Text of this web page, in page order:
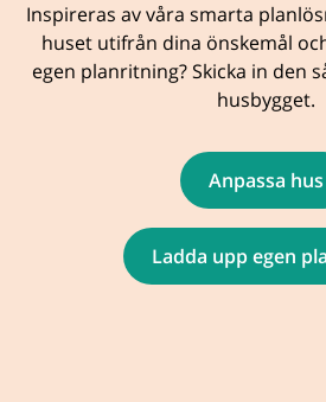
Inspireras av våra smarta
huset utifrån dina önskemål
egen planritning? Skicka in den
husbygget.
Anpassa hus
Ladda upp egen